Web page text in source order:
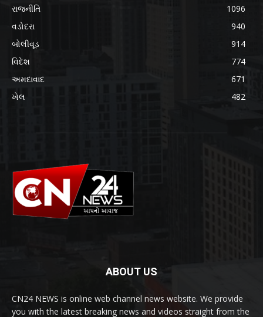
રાજનીતિ
1096
વડોદરા
940
બોલીવૂડ
914
વિદેશ
774
અમદાવાદ
671
ખેલ
482
ABOUT US
CN24 NEWS is online web channel news website. We provide
you with the latest breaking news and videos straight from the